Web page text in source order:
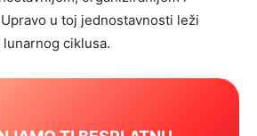
u toj jednostavnosti leži
ciklusa.